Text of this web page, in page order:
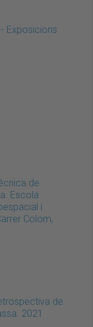
Exposicions
de
Escola
i
Colom,
de
2021